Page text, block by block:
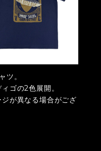
ツ。
ゴの2色展開。
が異なる場合がござ